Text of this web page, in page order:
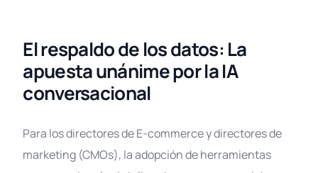
El respaldo de los datos: La
apuesta unánime por la IA
conversacional
Para los directores de E-commerce y directores de
marketing (CMOs), la adopción de herramientas